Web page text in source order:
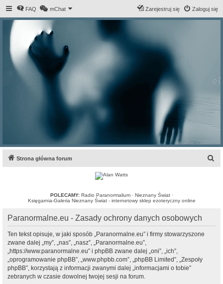
FAQ mChat Zaloguj się
Zarejestruj się
Strona główna forum
POLECAMY: Radio Paranormalium· Nieznany Świat·
Księgarnia-Galeria Nieznany Świat - internetowy sklep ezoteryczny online
Paranormalne.eu - Zasady ochrony danych osobowych
Ten tekst opisuje, w jaki sposób „Paranormalne.eu” i firmy stowarzyszone
zwane dalej „my”, „nas”, „nasz”, „Paranormalne.eu”,
„https://www.paranormalne.eu” i phpBB zwane dalej „oni”, „ich”,
„oprogramowanie phpBB”, „www.phpbb.com”, „phpBB Limited”, „Zespoły
phpBB”, korzystają z informacji zwanymi dalej „informacjami o tobie”
zebranych w czasie dowolnej twojej sesji na forum.